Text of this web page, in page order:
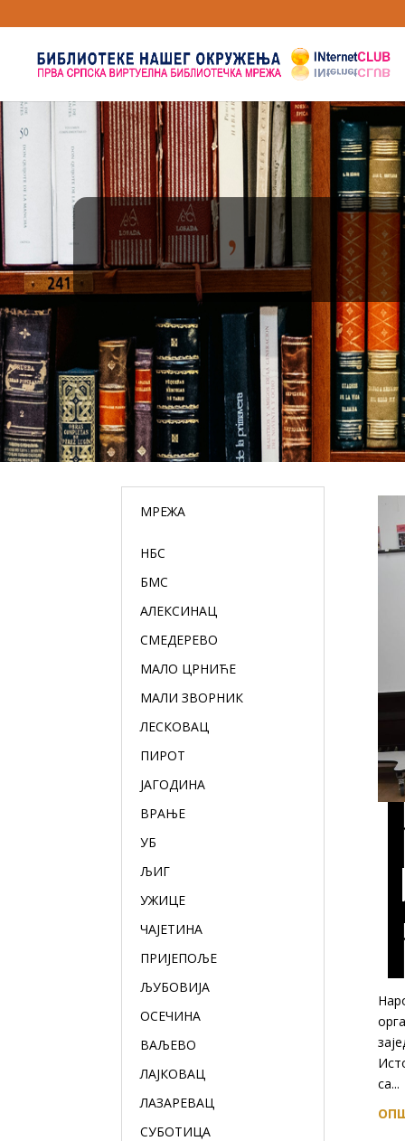
МРЕЖА
НБС
БМС
АЛЕКСИНАЦ
СМЕДЕРЕВО
МАЛО ЦРНИЋЕ
МАЛИ ЗВОРНИК
ЛЕСКОВАЦ
ПИРОТ
ЈАГОДИНА
ВРАЊЕ
УБ
ЉИГ
УЖИЦЕ
ЧАЈЕТИНА
ПРИЈЕПОЉЕ
ЉУБОВИЈА
ОСЕЧИНА
ВАЉЕВО
ЛАЈКОВАЦ
ЛАЗАРЕВАЦ
СУБОТИЦА
са...